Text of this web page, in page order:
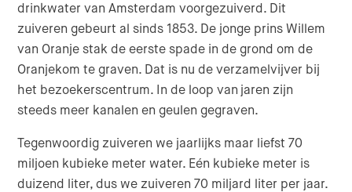
drinkwater van Amsterdam voorgezuiverd. Dit
zuiveren gebeurt al sinds 1853. De jonge prins Willem
van Oranje stak de eerste spade in de grond om de
Oranjekom te graven. Dat is nu de verzamelvijver bij
het bezoekerscentrum. In de loop van jaren zijn
steeds meer kanalen en geulen gegraven.
Tegenwoordig zuiveren we jaarlijks maar liefst 70
miljoen kubieke meter water. Eén kubieke meter is
duizend liter, dus we zuiveren 70 miljard liter per jaar.